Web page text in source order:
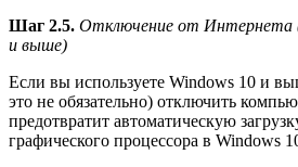
Шаг 2.5. Отключение от Интернета
и выше)
Если вы используете Windows 10 и
это не обязательно) отключить
предотвратит автоматическую
графического процессора в Windows